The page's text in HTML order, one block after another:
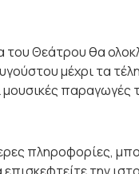
Θεάτρου θα
μέχρι τα
μουσικές παραγωγές
πληροφορίες,
την